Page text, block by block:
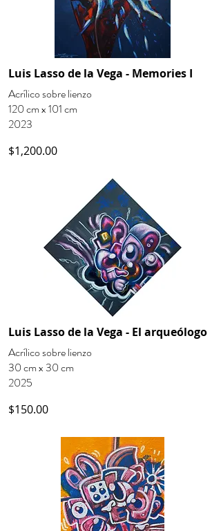
Luis Lasso de la Vega - Memories I
Acrílico sobre lienzo
120 cm x 101 cm
2023
$1,200.00
Luis Lasso de la Vega - El arqueólogo
Acrílico sobre lienzo
30 cm x 30 cm
2025
$150.00